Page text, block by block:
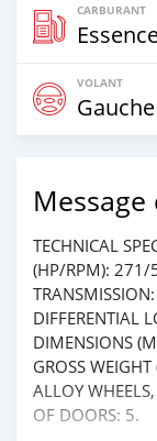
CARBURANT
VOLANT
Gauche
TECHNICAL
(HP/RPM): 271/
DIFFERENTIAL
DIMENSIONS
GROSS
ALLOY
OF DOORS: 5.